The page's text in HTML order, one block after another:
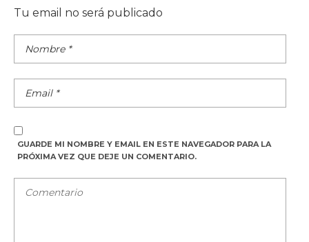
Tu email no será publicado
GUARDE MI NOMBRE Y EMAIL EN ESTE NAVEGADOR PARA LA
PRÓXIMA VEZ QUE DEJE UN COMENTARIO.